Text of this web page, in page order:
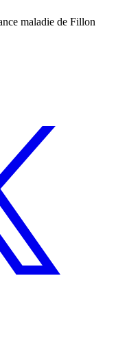
maladie de Fillon